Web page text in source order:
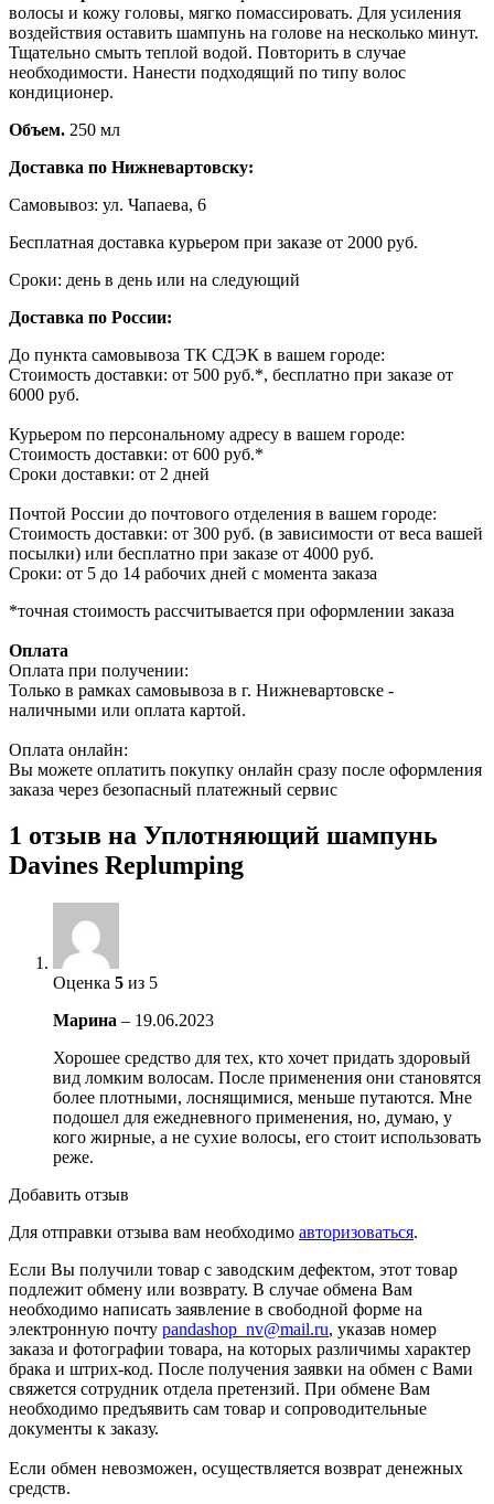
волосы и кожу головы, мягко помассировать. Для усиления
воздействия оставить шампунь на голове на несколько минут.
Тщательно смыть теплой водой. Повторить в случае
необходимости. Нанести подходящий по типу волос
кондиционер.
Объем. 250 мл
Доставка по Нижневартовску:
Самовывоз: ул. Чапаева, 6
Бесплатная доставка курьером при заказе от 2000 руб.
Сроки: день в день или на следующий
Доставка по России:
До пункта самовывоза ТК СДЭК в вашем городе:
Стоимость доставки: от 500 руб.*, бесплатно при заказе от
6000 руб.
Курьером по персональному адресу в вашем городе:
Стоимость доставки: от 600 руб.*
Сроки доставки: от 2 дней
Почтой России до почтового отделения в вашем городе:
Стоимость доставки: от 300 руб. (в зависимости от веса вашей
посылки) или бесплатно при заказе от 4000 руб.
Сроки: от 5 до 14 рабочих дней с момента заказа
*точная стоимость рассчитывается при оформлении заказа
Оплата
Оплата при получении:
Только в рамках самовывоза в г. Нижневартовске -
наличными или оплата картой.
Оплата онлайн:
Вы можете оплатить покупку онлайн сразу после оформления
заказа через безопасный платежный сервис
1 отзыв на Уплотняющий шампунь
Davines Replumping
Оценка 5 из 5
Марина – 19.06.2023
Хорошее средство для тех, кто хочет придать здоровый
вид ломким волосам. После применения они становятся
более плотными, лоснящимися, меньше путаются. Мне
подошел для ежедневного применения, но, думаю, у
кого жирные, а не сухие волосы, его стоит использовать
реже.
Добавить отзыв
Для отправки отзыва вам необходимо авторизоваться.
Если Вы получили товар с заводским дефектом, этот товар
подлежит обмену или возврату. В случае обмена Вам
необходимо написать заявление в свободной форме на
электронную почту pandashop_nv@mail.ru, указав номер
заказа и фотографии товара, на которых различимы характер
брака и штрих-код. После получения заявки на обмен с Вами
свяжется сотрудник отдела претензий. При обмене Вам
необходимо предъявить сам товар и сопроводительные
документы к заказу.
Если обмен невозможен, осуществляется возврат денежных
средств.